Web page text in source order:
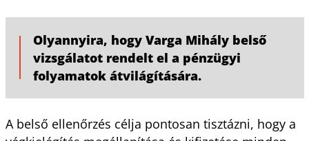
Olyannyira, hogy Varga Mihály belső
vizsgálatot rendelt el a pénzügyi
folyamatok átvilágítására.
A belső ellenőrzés célja pontosan tisztázni, hogy a